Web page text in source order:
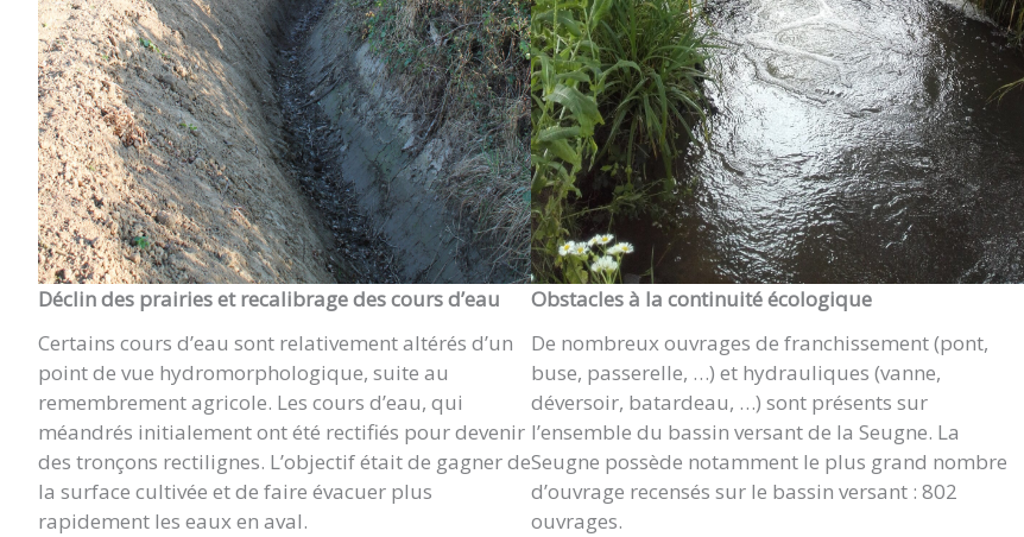
Déclin des prairies et recalibrage des cours d’eau
Certains cours d’eau sont relativement altérés d’un
point de vue hydromorphologique, suite au
remembrement agricole. Les cours d’eau, qui
méandrés initialement ont été rectifiés pour devenir
des tronçons rectilignes. L’objectif était de gagner de
la surface cultivée et de faire évacuer plus
rapidement les eaux en aval.
Obstacles à la continuité écologique
De nombreux ouvrages de franchissement (pont,
buse, passerelle, …) et hydrauliques (vanne,
déversoir, batardeau, …) sont présents sur
l’ensemble du bassin versant de la Seugne. La
Seugne possède notamment le plus grand nombre
d’ouvrage recensés sur le bassin versant : 802
ouvrages.